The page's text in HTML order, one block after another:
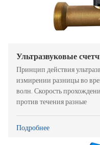
Ультразвуковые
Принцип действия
измирении разницы во
волн. Скорость
против течения разные
Подробнее